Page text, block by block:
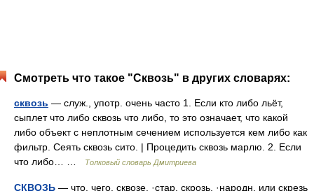
Смотреть что такое "Сквозь" в других словарях:
сквозь — служ., употр. очень часто 1. Если кто либо льёт,
сыплет что либо сквозь что либо, то это означает, что какой
либо объект с неплотным сечением используется кем либо как
фильтр. Сеять сквозь сито. | Процедить сквозь марлю. 2. Если
что либо… …
Толковый словарь Дмитриева
СКВОЗЬ — что, чего, сквозе, ·стар. скрозь, ·народн. или скрезь